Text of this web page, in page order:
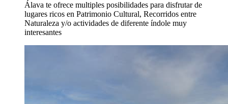
Álava te ofrece multiples posibilidades para disfrutar de
lugares ricos en Patrimonio Cultural, Recorridos entre
Naturaleza y/o actividades de diferente índole muy
interesantes